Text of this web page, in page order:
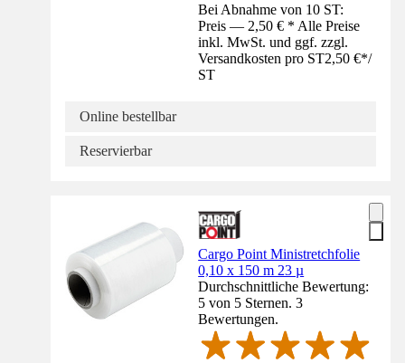
Bei Abnahme von 10 ST:
Preis — 2,50 € * Alle Preise
inkl. MwSt. und ggf. zzgl.
Versandkosten pro ST2,50 €*/
ST
Online bestellbar
Reservierbar
Cargo Point Ministretchfolie
0,10 x 150 m 23 µ
Durchschnittliche Bewertung:
5 von 5 Sternen. 3
Bewertungen.